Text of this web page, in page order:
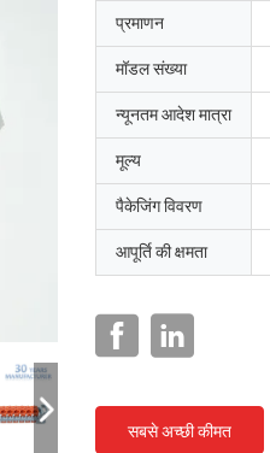
प्रमाणन
मॉडल संख्या
न्यूनतम आदेश मात्रा
मूल्य
पैकेजिंग विवरण
आपूर्ति की क्षमता
सबसे अच्छी कीमत